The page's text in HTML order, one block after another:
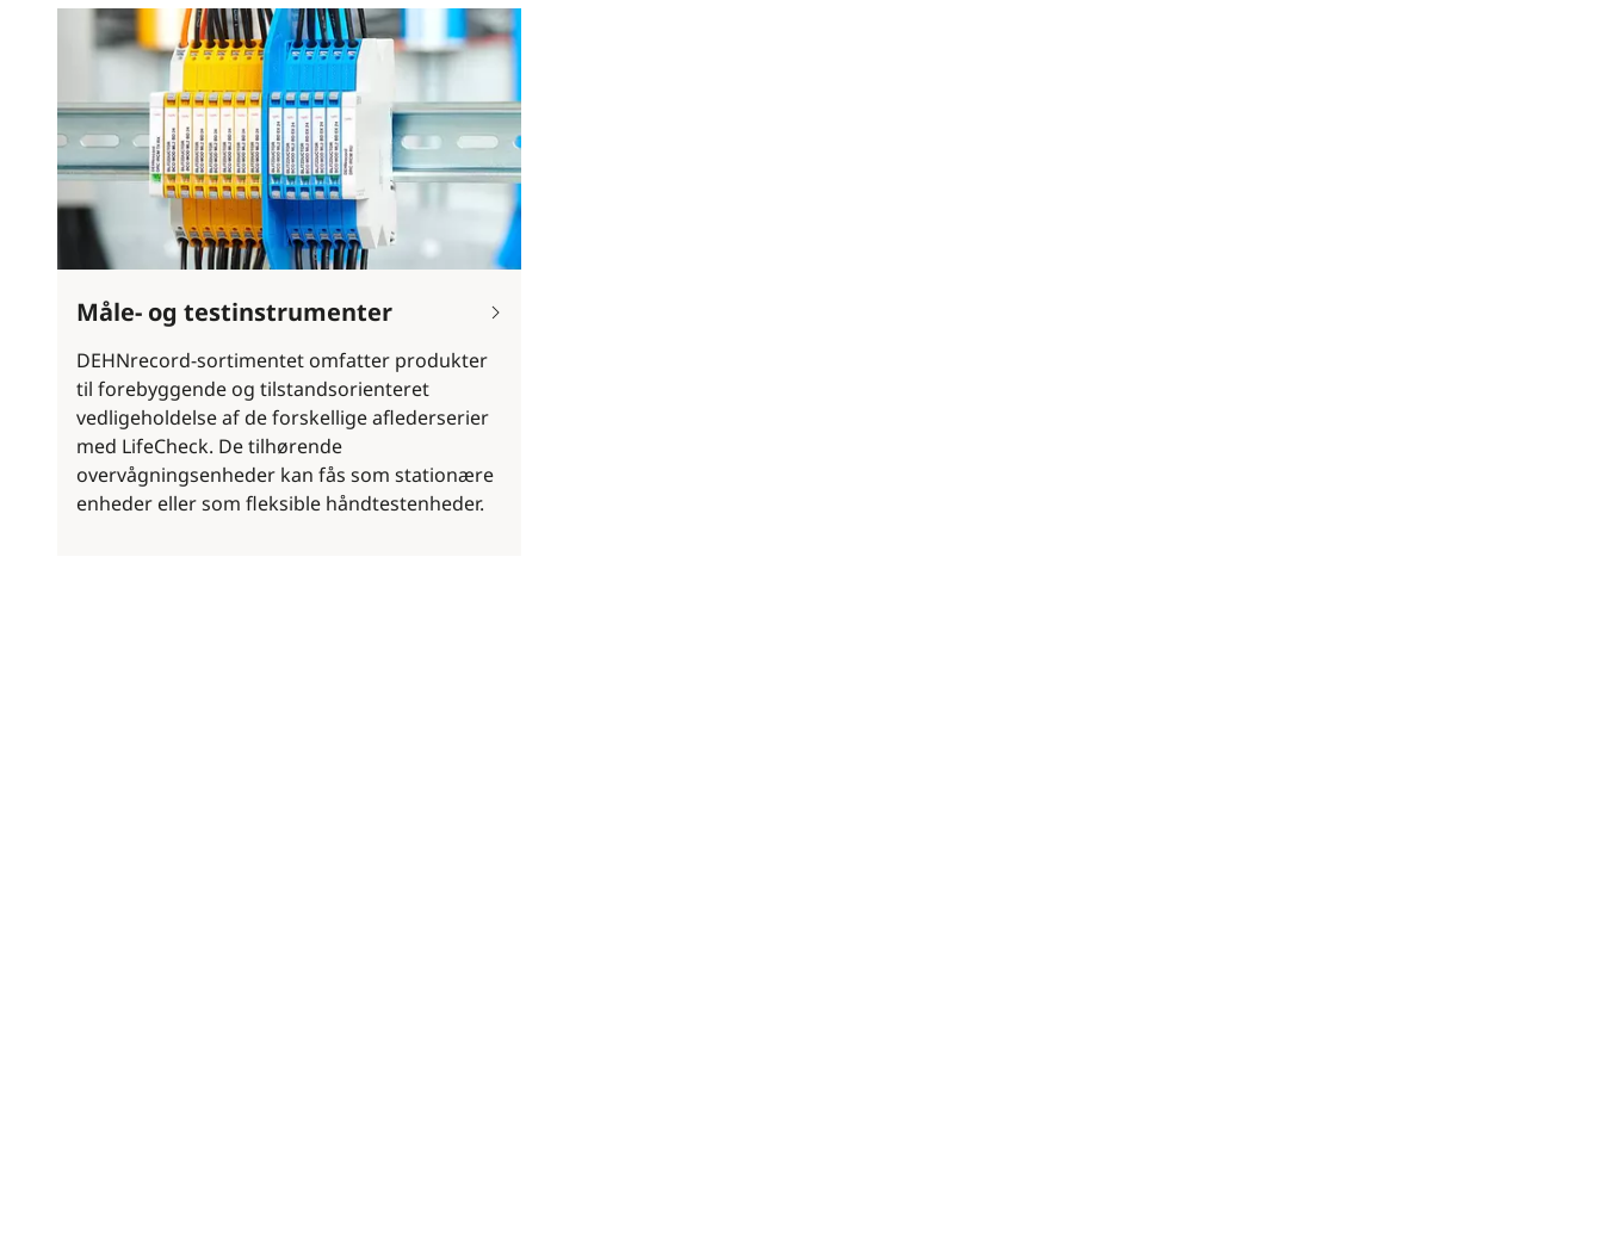
Måle- og testinstrumenter
DEHNrecord-sortimentet omfatter produkter
til forebyggende og tilstandsorienteret
vedligeholdelse af de forskellige aflederserier
med LifeCheck. De tilhørende
overvågningsenheder kan fås som stationære
enheder eller som fleksible håndtestenheder.